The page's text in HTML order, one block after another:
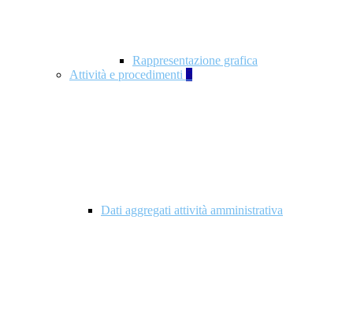
Rappresentazione grafica
Attività e procedimenti 5
Dati aggregati attività amministrativa